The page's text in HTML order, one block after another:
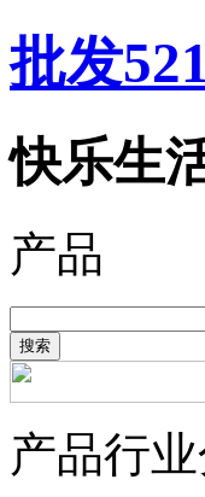
批发521
快乐生
产品
搜索
产品行